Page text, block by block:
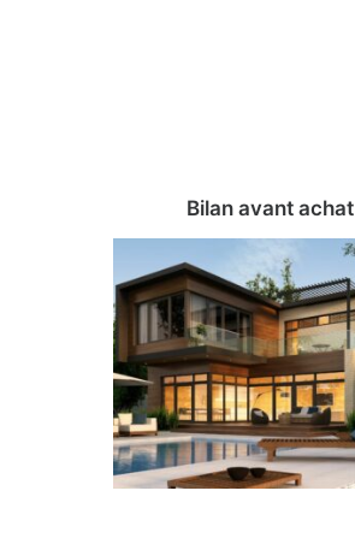
Bilan avant achat